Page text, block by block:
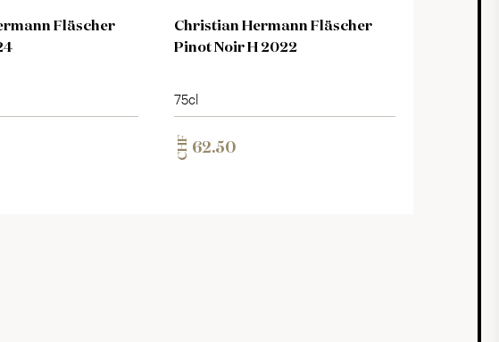
Fläscher
Christian Hermann Fläscher
Pinot Noir H 2022
75cl
CHF 62.50